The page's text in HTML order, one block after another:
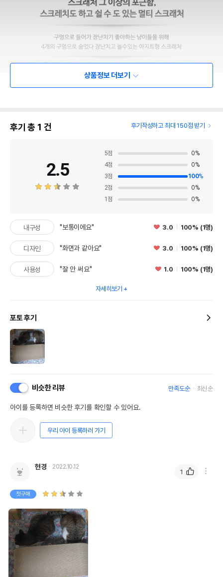
상품정보 더보기
후기 총 1 건 후기작성하고 최대 150점 받기
2.5
5점 0%
4점 0%
3점 100%
2점 0%
1 점 0%
내구성 "보통이에요" 3.0 100% (1명)
디자인 "화면과 같아요" 3.0 100% (1명)
사용성 "잘 안 써요" 1.0 100% (1명)
자세히보기
포토 후기
비슷한 리뷰 만족도순 최신순
아이를 등록하면 비슷한 후기를 확인할 수 있어요.
우리 아이 등록하러 가기
현경 2022.10.12
첫구매
1